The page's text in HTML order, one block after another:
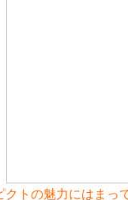
クトの魅力にはまっ